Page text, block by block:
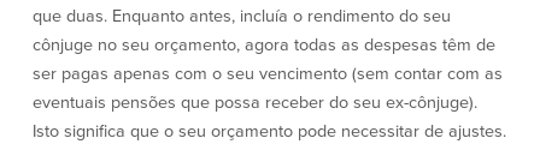
Crédito
Empréstimo Comercial
Gabinete de Empréstimo Providence
Soluções de Gestão de Caixa
iBanking
que duas. Enquanto antes, incluía o rendimento do seu
cônjuge no seu orçamento, agora todas as despesas têm de
ser pagas apenas com o seu vencimento (sem contar com as
eventuais pensões que possa receber do seu ex-cônjuge).
Isto significa que o seu orçamento pode necessitar de ajustes.